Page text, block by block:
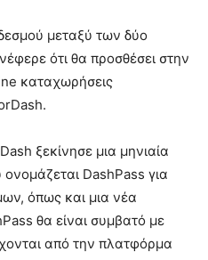
μεταξύ των δύο
ότι θα προσθέσει στην
καταχωρήσεις
ξεκίνησε μια μηνιαία
DashPass για
όπως και μια νέα
θα είναι συμβατό με
από την πλατφόρμα